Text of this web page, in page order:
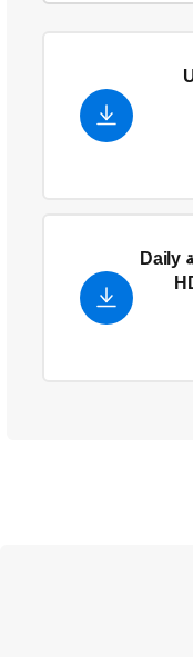
آلة تحضير القهوة من مجموعة Daily